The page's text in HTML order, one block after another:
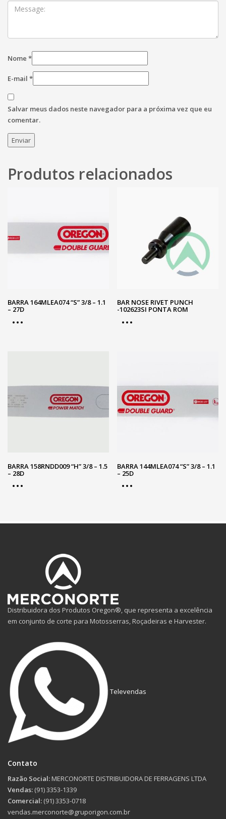
Nome *
E-mail *
Salvar meus dados neste navegador para a próxima vez que eu
comentar.
Produtos relacionados
BARRA 164MLEA074 “S” 3/8 – 1.1
– 27D
BAR NOSE RIVET PUNCH
-102623SI PONTA ROM
BARRA 158RNDD009 “H” 3/8 – 1.5
– 28D
BARRA 144MLEA074 “S” 3/8 – 1.1
– 25D
Distribuidora dos Produtos Oregon®, que representa a excelência
em conjunto de corte para Motosserras, Roçadeiras e Harvester.
Televendas
Contato
Razão Social: MERCONORTE DISTRIBUIDORA DE FERRAGENS LTDA
Vendas: (91) 3353-1339
Comercial: (91) 3353-0718
vendas.merconorte@gruporigon.com.br